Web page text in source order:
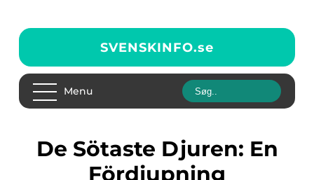
SVENSKINFO.se
Menu
De Sötaste Djuren: En
Fördjupning